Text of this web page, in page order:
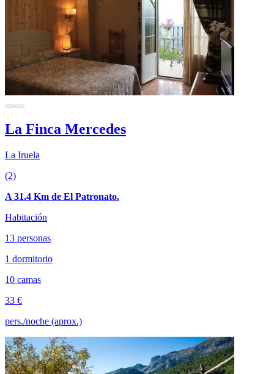
La Finca Mercedes
La Iruela
(2)
A 31.4 Km de El Patronato.
Habitación
13 personas
1 dormitorio
10 camas
33 €
pers./noche (aprox.)